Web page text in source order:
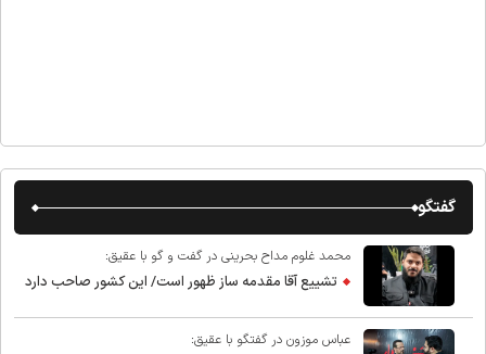
گفتگو
محمد غلوم مداح بحرینی در گفت و گو با عقیق:
تشییع آقا مقدمه ساز ظهور است/ این کشور صاحب دارد
عباس موزون در گفتگو با عقیق: